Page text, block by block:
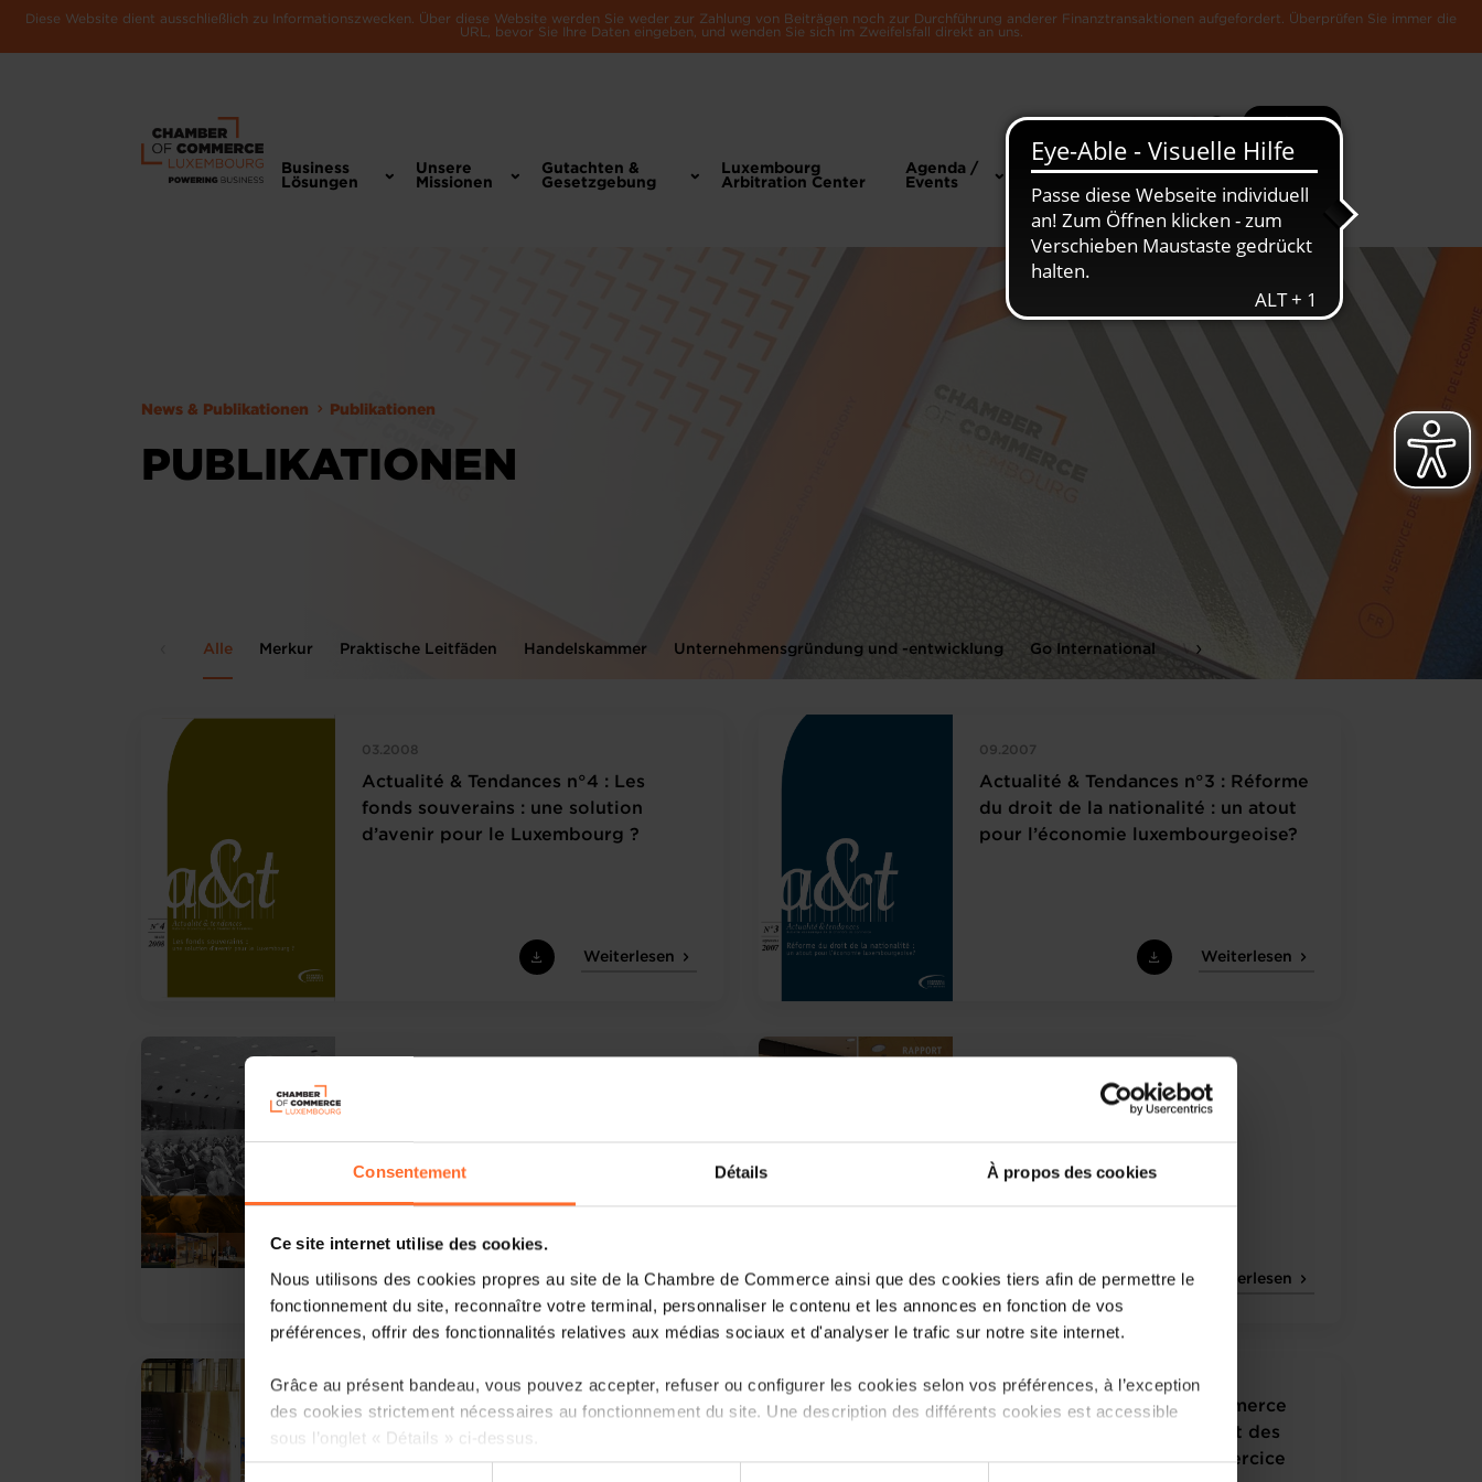
Consentement Détails À propos des cookies
Ce site internet utilise des cookies.
Nous utilisons des cookies propres au site de la Chambre de Commerce ainsi que des cookies tiers afin de permettre le
fonctionnement du site, reconnaître votre terminal, personnaliser le contenu et les annonces en fonction de vos
préférences, offrir des fonctionnalités relatives aux médias sociaux et d'analyser le trafic sur notre site internet.
Grâce au présent bandeau, vous pouvez accepter, refuser ou configurer les cookies selon vos préférences, à l’exception
des cookies strictement nécessaires au fonctionnement du site. Une description des différents cookies est accessible
sous l’onglet « Détails » ci-dessus.
Sélection
Diese Website dient ausschließlich zu Informationszwecken. Über diese Website werden Sie weder zur Zahlung von Beiträgen noch zur Durchführung anderer Finanztransaktionen aufgefordert. Überprüfen Sie immer die
URL, bevor Sie Ihre Daten eingeben, und wenden Sie sich im Zweifelsfall direkt an uns.
Suche Mehr
Business
Lösungen
Unsere
Missionen
Gutachten &
Gesetzgebung
Luxembourg
Arbitration Center
Agenda /
Events
News &
Die Luxemburger
News & Publikationen Publikationen
PUBLIKATIONEN
Alle Merkur Praktische Leitfäden Handelskammer Unternehmensgründung und -entwicklung Go International Wirtschaft
03.2008
Actualité & Tendances n°4 : Les
fonds souverains : une solution
d’avenir pour le Luxembourg ?
Weiterlesen
09.2007
Actualité & Tendances n°3 : Réforme
du droit de la nationalité : un atout
pour l’économie luxembourgeoise?
Weiterlesen
Weiterlesen
Rapport annuel 2005
Weiterlesen
05.2005
Avis de la Chambre de Commerce
sur le budget des recettes et des
dépenses de l'Etat pour l'exercice